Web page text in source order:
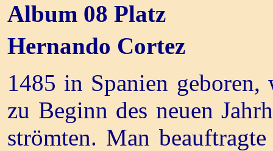
Album 08 Platz
Hernando Cortez
1485 in Spanien geboren,
zu Beginn des neuen
strömten. Man